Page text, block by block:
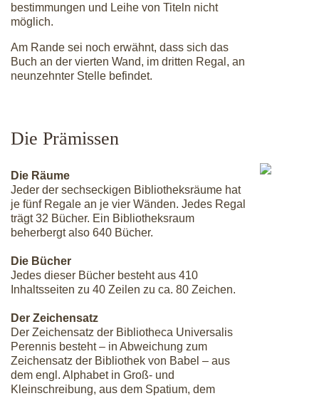
bestimmungen und Leihe von Titeln nicht
möglich.
Am Rande sei noch erwähnt, dass sich das
Buch an der vierten Wand, im dritten Regal, an
neunzehnter Stelle befindet.
Die Prämissen
Die Räume
Jeder der sechseckigen Bibliotheksräume hat
je fünf Regale an je vier Wänden. Jedes Regal
trägt 32 Bücher. Ein Bibliotheksraum
beherbergt also 640 Bücher.
Die Bücher
Jedes dieser Bücher besteht aus 410
Inhaltsseiten zu 40 Zeilen zu ca. 80 Zeichen.
Der Zeichensatz
Der Zeichensatz der Bibliotheca Universalis
Perennis besteht – in Abweichung zum
Zeichensatz der Bibliothek von Babel – aus
dem engl. Alphabet in Groß- und
Kleinschreibung, aus dem Spatium, dem